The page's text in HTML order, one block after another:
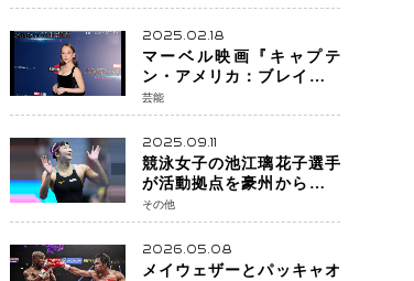
現場へ―。
2025.02.18
マーベル映画『キャプテ
ン・アメリカ：ブレイブ・
ニュー・ワールド』 新ブラ
ック・ウィドウ役のシラ・
ハースとは！？
芸能
2025.09.11
競泳女子の池江璃花子選手
が活動拠点を豪州から日本
へ！ 豪州での挑戦を糧に、
28年ロサンゼルス五輪へ再
始動
その他
2026.05.08
メイウェザーとパッキャオ